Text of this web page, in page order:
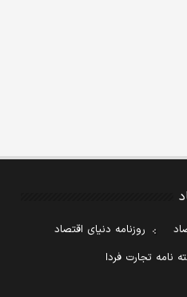
روزنامه دنیای اقتصاد
نامه تجارت فردا